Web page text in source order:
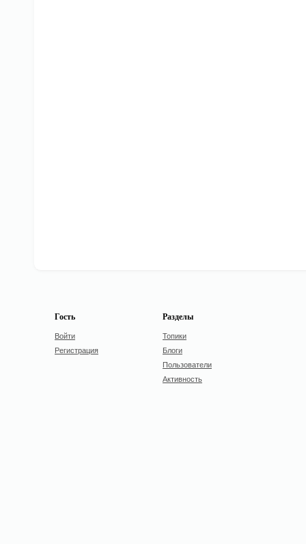
Гость
Войти
Регистрация
Разделы
Топики
Блоги
Пользователи
Активность